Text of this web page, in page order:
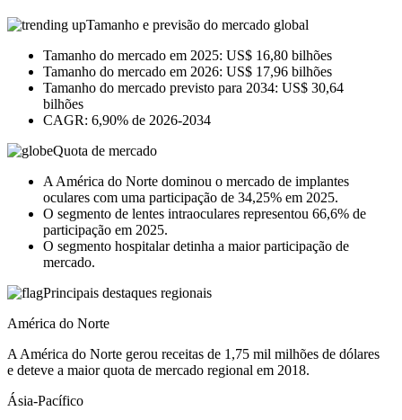
Tamanho e previsão do mercado global
Tamanho do mercado em 2025: US$ 16,80 bilhões
Tamanho do mercado em 2026: US$ 17,96 bilhões
Tamanho do mercado previsto para 2034: US$ 30,64
bilhões
CAGR: 6,90% de 2026-2034
Quota de mercado
A América do Norte dominou o mercado de implantes
oculares com uma participação de 34,25% em 2025.
O segmento de lentes intraoculares representou 66,6% de
participação em 2025.
O segmento hospitalar detinha a maior participação de
mercado.
Principais destaques regionais
América do Norte
A América do Norte gerou receitas de 1,75 mil milhões de dólares
e deteve a maior quota de mercado regional em 2018.
Ásia-Pacífico